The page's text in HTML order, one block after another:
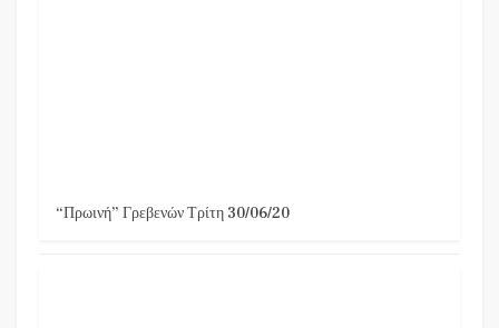
“Πρωινή” Γρεβενών Τρίτη 30/06/20